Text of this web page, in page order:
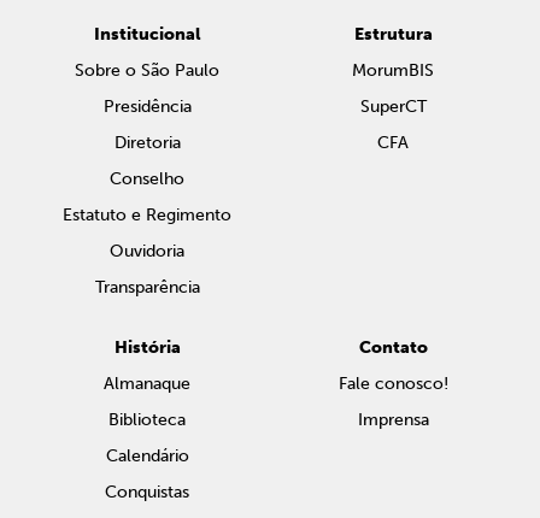
Institucional
Sobre o São Paulo
Presidência
Diretoria
Conselho
Estatuto e Regimento
Ouvidoria
Transparência
Estrutura
MorumBIS
SuperCT
CFA
História
Almanaque
Biblioteca
Calendário
Conquistas
Contato
Fale conosco!
Imprensa